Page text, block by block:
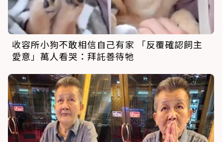
收容所小狗不敢相信自己有家 「反覆確認飼主
愛意」萬人看哭：拜託善待牠